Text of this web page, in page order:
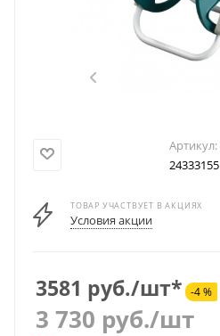
Артикул:
24333155
ТОВАР УЧАСТВУЕТ В АКЦИЯХ
Условия акции
3581 руб./шт* -4 %
3 730 руб./шт